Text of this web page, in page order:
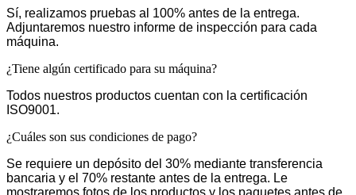
Sí, realizamos pruebas al 100% antes de la entrega.
Adjuntaremos nuestro informe de inspección para cada
máquina.
¿Tiene algún certificado para su máquina?
Todos nuestros productos cuentan con la certificación
ISO9001.
¿Cuáles son sus condiciones de pago?
Se requiere un depósito del 30% mediante transferencia
bancaria y el 70% restante antes de la entrega. Le
mostraremos fotos de los productos y los paquetes antes de